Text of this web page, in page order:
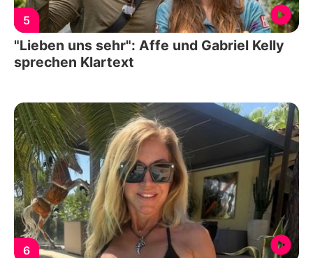
5
"Lieben uns sehr": Affe und Gabriel Kelly
sprechen Klartext
6